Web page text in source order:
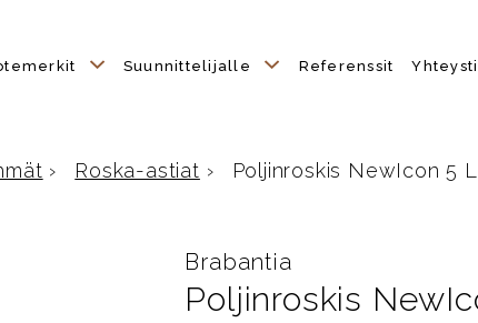
Suunnittelijalle Referenssit
› Roska-astiat › Poljinroskis NewIcon 5
Brabantia
Poljinroskis